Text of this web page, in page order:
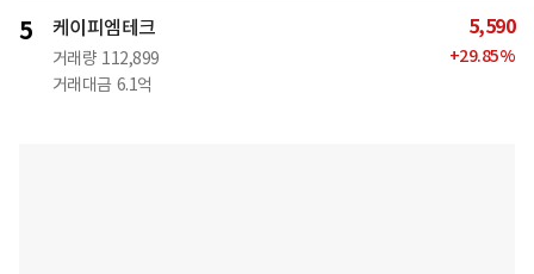
5 케이피엠테크
거래량 112,899
거래대금 6.1억
5,590
+29.85%